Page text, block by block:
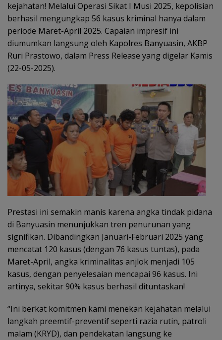
kejahatan! Melalui Operasi Sikat I Musi 2025, kepolisian
berhasil mengungkap 56 kasus kriminal hanya dalam
periode Maret-April 2025. Capaian impresif ini
diumumkan langsung oleh Kapolres Banyuasin, AKBP
Ruri Prastowo, dalam Press Release yang digelar Kamis
(22-05-2025).
Prestasi ini semakin manis karena angka tindak pidana
di Banyuasin menunjukkan tren penurunan yang
signifikan. Dibandingkan Januari-Februari 2025 yang
mencatat 120 kasus (dengan 76 kasus tuntas), pada
Maret-April, angka kriminalitas anjlok menjadi 105
kasus, dengan penyelesaian mencapai 96 kasus. Ini
artinya, sekitar 90% kasus berhasil dituntaskan!
“Ini berkat komitmen kami menekan kejahatan melalui
langkah preemtif-preventif seperti razia rutin, patroli
malam (KRYD), dan pendekatan langsung ke